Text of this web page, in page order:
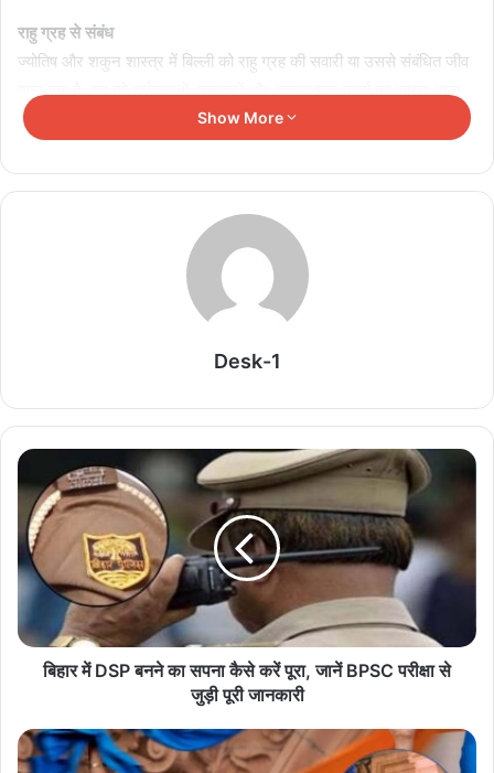
राहु ग्रह से संबंध
ज्योतिष और शकुन शास्त्र में बिल्ली को राहु ग्रह की सवारी या उससे संबंधित जीव
माना गया है. राहु को दुर्घटनाओं, रुकावटों और नकारात्मक ऊर्जा का कारक माना
जाता है. इसलिए माना जाता है कि अगर बिल्ली रास्ता काटती है, तो राहु का
अलमारी के ऊपर रखा कबाड़ रोक सकता है बरकत, वास्तु में
बताए ये नियम
August 7, 2026
वास्तु के अनुसार घर में सोफा टीवी फ्रिज की सही दिशा, बढ़ेगी
बरकत खुशहाली
सावन में शिवधामों का रहस्य, त्र्यंबकेश्वर और केदारनाथ की
अद्भुत कथाएं।
August 7, 2026
गरुड़ पुराण में सूर्यास्त बाद अंतिम संस्कार वर्जित, जानें धार्मिक
मान्यता
August 7, 2026
रक्षाबंधन 2026 पर बदलेगा चांद का रंग! क्या है इस अनोखी
August 7, 2026
Show More
Desk-1
बिहार में DSP बनने का सपना कैसे करें पूरा, जानें BPSC परीक्षा से
जुड़ी पूरी जानकारी